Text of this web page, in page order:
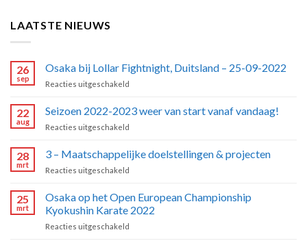
LAATSTE NIEUWS
26
sep
Osaka bij Lollar Fightnight, Duitsland – 25-09-2022
Reacties uitgeschakeld
bij
Lollar
–
22
aug
Seizoen 2022-2023 weer van start vanaf vandaag!
Reacties uitgeschakeld
2022-
2023
start
vanaf
28
mrt
3 – Maatschappelijke doelstellingen & projecten
Reacties uitgeschakeld
Maatschappelijke
doelstellingen
25
mrt
Osaka op het Open European Championship
Kyokushin Karate 2022
Reacties uitgeschakeld